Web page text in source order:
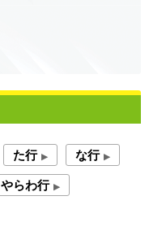
た行 ▶︎ な行 ▶︎
やらわ行 ▶︎